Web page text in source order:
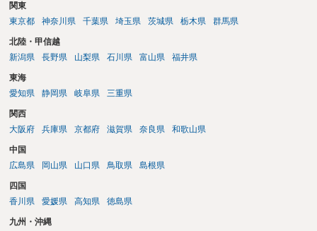
関東
東京都
神奈川県 千葉県 埼玉県 茨城県 栃木県 群馬県
北陸・甲信越
新潟県
長野県 山梨県 石川県 富山県 福井県
東海
愛知県
静岡県 岐阜県 三重県
関西
大阪府
兵庫県 京都府 滋賀県 奈良県 和歌山県
中国
広島県
岡山県 山口県 鳥取県 島根県
四国
香川県
愛媛県 高知県 徳島県
九州・沖縄